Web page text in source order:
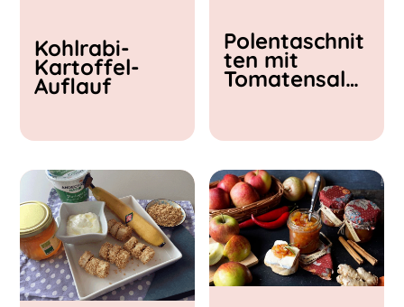
Kohlrabi-
Kartoffel-
Auflauf
Polentaschnit
ten mit
Tomatensalat